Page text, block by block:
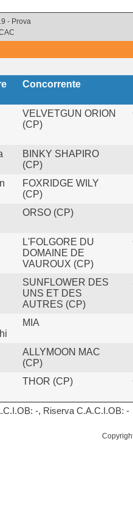
- Prova
Concorrente
VELVETGUN ORION
(CP)
BINKY SHAPIRO
(CP)
FOXRIDGE WILY
(CP)
ORSO (CP)
L'FOLGORE DU
DOMAINE DE
VAUROUX (CP)
SUNFLOWER DES
UNS ET DES
AUTRES (CP)
MIA
ALLYMOON MAC
(CP)
THOR (CP)
-, Riserva C.A.C.I.OB: -